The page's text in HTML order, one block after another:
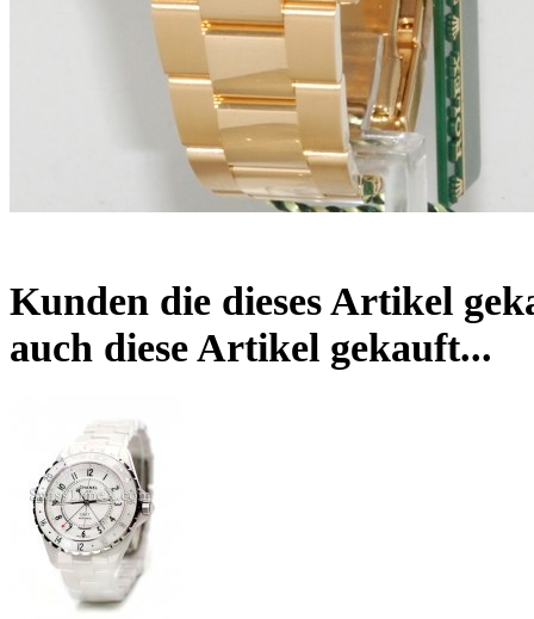
Kunden die dieses Artikel
auch diese Artikel gekauft...